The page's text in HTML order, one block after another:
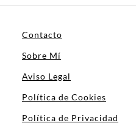
Contacto
Sobre Mí
Aviso Legal
Política de Cookies
Política de Privacidad